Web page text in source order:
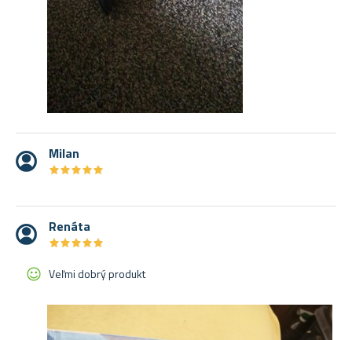
Milan
★★★★★
★★★★★
Renáta
★★★★★
★★★★★
Veľmi dobrý produkt